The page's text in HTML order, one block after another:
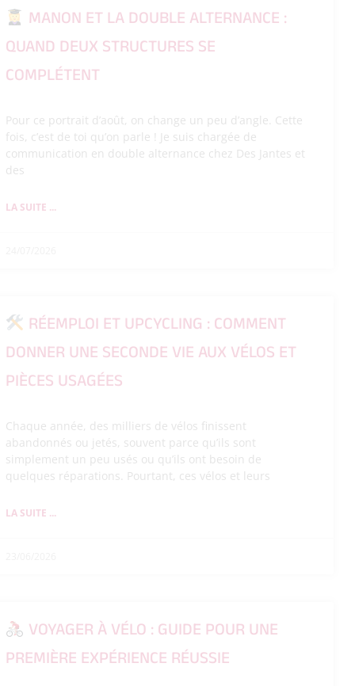
MANON ET LA DOUBLE ALTERNANCE :
QUAND DEUX STRUCTURES SE
COMPLÉTENT
Pour ce portrait d’août, on change un peu d’angle. Cette
fois, c’est de toi qu’on parle ! Je suis chargée de
communication en double alternance chez Des Jantes et
des
LA SUITE ...
RÉEMPLOI ET UPCYCLING : COMMENT
DONNER UNE SECONDE VIE AUX VÉLOS ET
PIÈCES USAGÉES
Chaque année, des milliers de vélos finissent
abandonnés ou jetés, souvent parce qu’ils sont
simplement un peu usés ou qu’ils ont besoin de
quelques réparations. Pourtant, ces vélos et leurs
LA SUITE ...
VOYAGER À VÉLO : GUIDE POUR UNE
PREMIÈRE EXPÉRIENCE RÉUSSIE